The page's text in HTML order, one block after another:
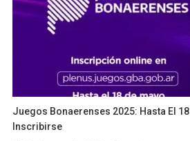
Juegos Bonaerenses 2025: Hasta El
Inscribirse